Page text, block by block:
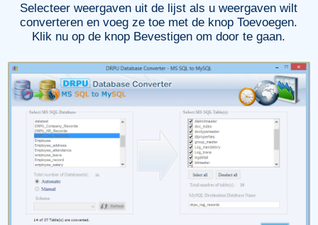
Selecteer weergaven uit de lijst als u weergaven wilt
converteren en voeg ze toe met de knop Toevoegen.
Klik nu op de knop Bevestigen om door te gaan.